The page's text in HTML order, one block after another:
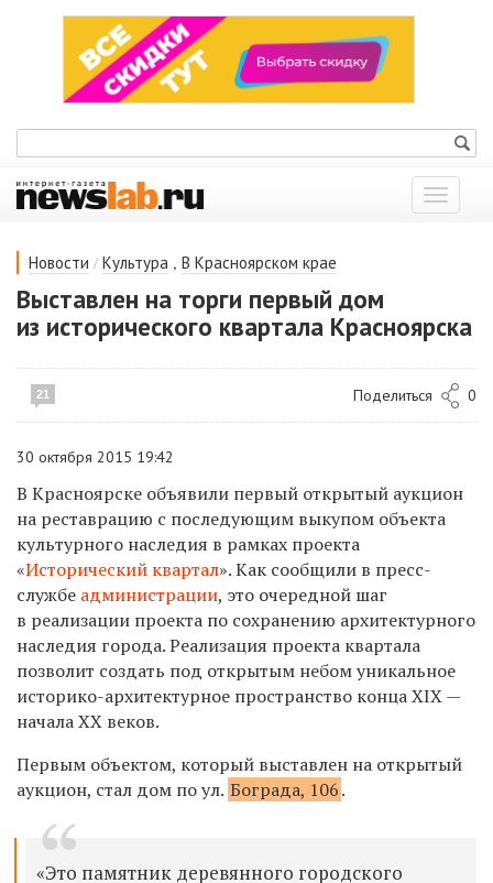
Показать
меню
Новости / Культура , В Красноярском крае
Выставлен на торги первый дом
из исторического квартала Красноярска
21 Поделиться 0
30 октября 2015 19:42
В Красноярске объявили первый открытый аукцион
на реставрацию с последующим выкупом объекта
культурного наследия в рамках проекта
«Исторический квартал».Как сообщили в пресс-
службе администрации, это очередной шаг
в реализации проекта по сохранению архитектурного
наследия города. Реализация проекта квартала
позволит создать под открытым небом уникальное
историко-архитектурное пространство конца XIX —
начала XX веков.
Первым объектом, который выставлен на открытый
аукцион, стал дом по ул. Бограда, 106.
«Это памятник деревянного городского